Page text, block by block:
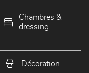
Chambres &
dressing
Décoration